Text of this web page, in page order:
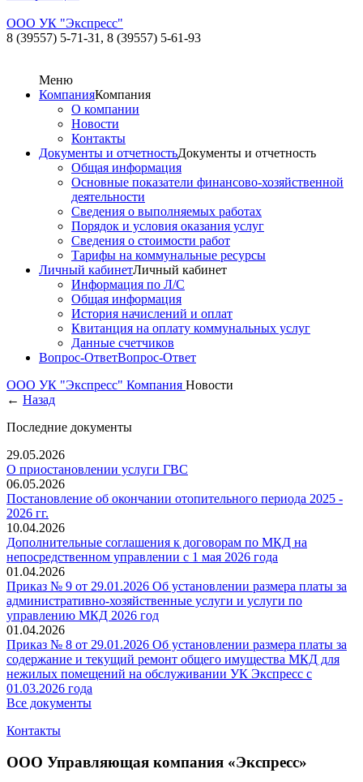
ООО УК "Экспресс"
8 (39557) 5-71-31, 8 (39557) 5-61-93
Меню
КомпанияКомпания
О компании
Новости
Контакты
Документы и отчетностьДокументы и отчетность
Общая информация
Основные показатели финансово-хозяйственной
деятельности
Сведения о выполняемых работах
Порядок и условия оказания услуг
Сведения о стоимости работ
Тарифы на коммунальные ресурсы
Личный кабинетЛичный кабинет
Информация по Л/С
Общая информация
История начислений и оплат
Квитанция на оплату коммунальных услуг
Данные счетчиков
Вопрос-ОтветВопрос-Ответ
ООО УК "Экспресс" Компания Новости
← Назад
Последние документы
29.05.2026
О приостановлении услуги ГВС
06.05.2026
Постановление об окончании отопительного периода 2025 -
2026 гг.
10.04.2026
Дополнительные соглашения к договорам по МКД на
непосредственном управлении с 1 мая 2026 года
01.04.2026
Приказ № 9 от 29.01.2026 Об установлении размера платы за
административно-хозяйственные услуги и услуги по
управлению МКД 2026 год
01.04.2026
Приказ № 8 от 29.01.2026 Об установлении размера платы за
содержание и текущий ремонт общего имущества МКД для
нежилых помещений на обслуживании УК Экспресс с
01.03.2026 года
Все документы
Контакты
ООО Управляющая компания «Экспресс»